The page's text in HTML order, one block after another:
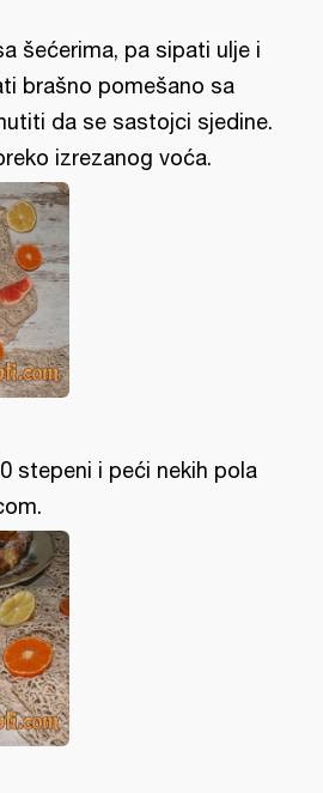
šećerima, pa sipati ulje i
brašno pomešano sa
da se sastojci sjedine.
izrezanog voća.
stepeni i peći nekih pola